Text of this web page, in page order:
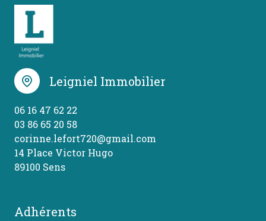
Leigniel Immobilier
06 16 47 62 22
03 86 65 20 58
corinne.lefort720@gmail.com
14 Place Victor Hugo
89100 Sens
Adhérents